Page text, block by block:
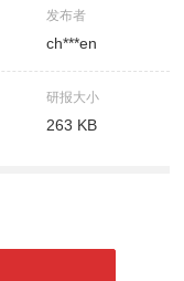
发布者
ch***en
研报大小
263 KB